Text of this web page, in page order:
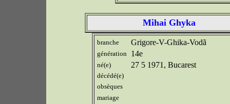
Mihai Ghyka
branche Grigore-V-Ghika-Vodã
génération 14e
né(e) 27 5 1971, Bucarest
décédé(e)
obsèques
mariage